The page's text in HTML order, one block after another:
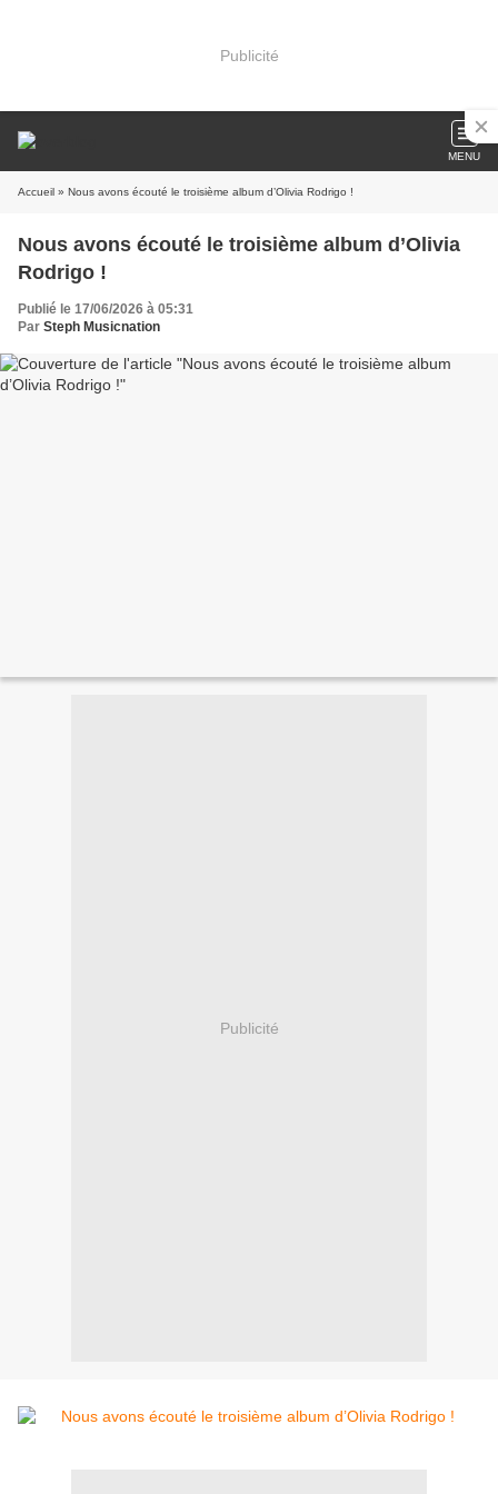
Publicité
MENU
Accueil » Nous avons écouté le troisième album d’Olivia Rodrigo !
Nous avons écouté le troisième album d’Olivia
Rodrigo !
Publié le 17/06/2026 à 05:31
Par Steph Musicnation
Publicité